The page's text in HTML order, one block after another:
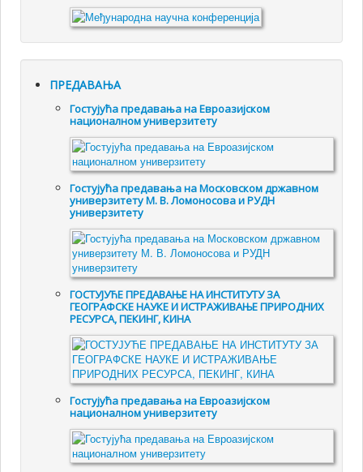
ПРЕДАВАЊА
Гостујућа предавања на Евроазијском
националном универзитету
Гостујућа предавања на Московском државном
универзитету М. В. Ломоносова и РУДН
универзитету
ГОСТУЈУЋЕ ПРЕДАВАЊЕ НА ИНСТИТУТУ ЗА
ГЕОГРАФСКЕ НАУКЕ И ИСТРАЖИВАЊЕ ПРИРОДНИХ
РЕСУРСА, ПЕКИНГ, КИНА
Гостујућа предавања на Евроазијском
националном универзитету